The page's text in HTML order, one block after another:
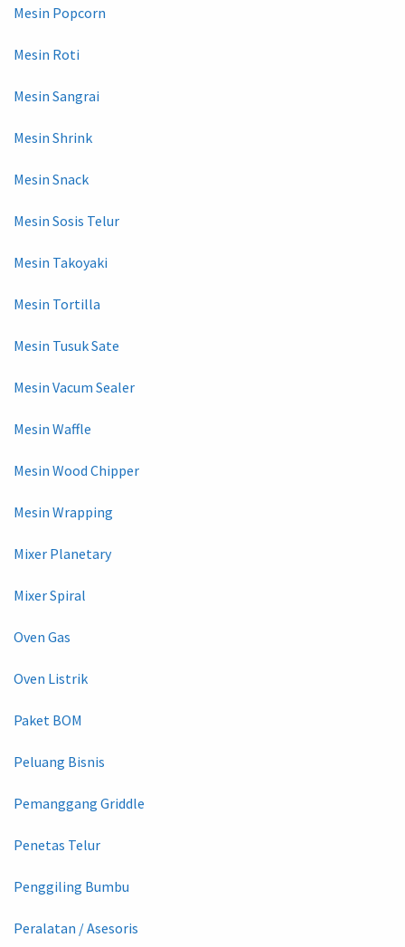
Mesin Popcorn
Mesin Roti
Mesin Sangrai
Mesin Shrink
Mesin Snack
Mesin Sosis Telur
Mesin Takoyaki
Mesin Tortilla
Mesin Tusuk Sate
Mesin Vacum Sealer
Mesin Waffle
Mesin Wood Chipper
Mesin Wrapping
Mixer Planetary
Mixer Spiral
Oven Gas
Oven Listrik
Paket BOM
Peluang Bisnis
Pemanggang Griddle
Penetas Telur
Penggiling Bumbu
Peralatan / Asesoris